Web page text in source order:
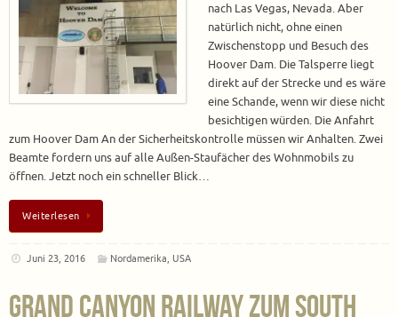
nach Las Vegas, Nevada. Aber
natürlich nicht, ohne einen
Zwischenstopp und Besuch des
Hoover Dam. Die Talsperre liegt
direkt auf der Strecke und es wäre
eine Schande, wenn wir diese nicht
besichtigen würden. Die Anfahrt
zum Hoover Dam An der Sicherheitskontrolle müssen wir Anhalten. Zwei
Beamte fordern uns auf alle Außen-Staufächer des Wohnmobils zu
öffnen. Jetzt noch ein schneller Blick…
Weiterlesen
Juni 23, 2016 Nordamerika, USA
Grand Canyon Railway zum South